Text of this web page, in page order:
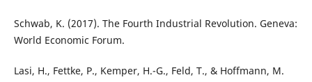
Schwab, K. (2017). The Fourth Industrial Revolution. Geneva:
World Economic Forum.
Lasi, H., Fettke, P., Kemper, H.-G., Feld, T., & Hoffmann, M.